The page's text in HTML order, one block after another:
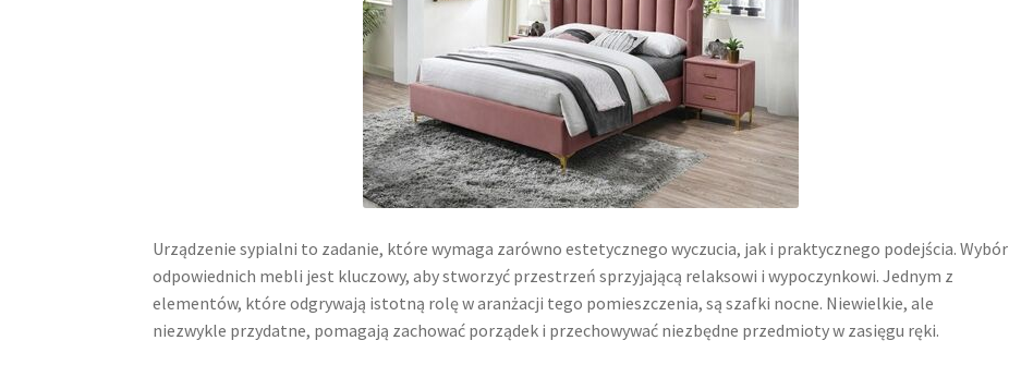
Urządzenie sypialni to zadanie, które wymaga zarówno estetycznego wyczucia, jak i praktycznego podejścia. Wybór
odpowiednich mebli jest kluczowy, aby stworzyć przestrzeń sprzyjającą relaksowi i wypoczynkowi. Jednym z
elementów, które odgrywają istotną rolę w aranżacji tego pomieszczenia, są szafki nocne. Niewielkie, ale
niezwykle przydatne, pomagają zachować porządek i przechowywać niezbędne przedmioty w zasięgu ręki.